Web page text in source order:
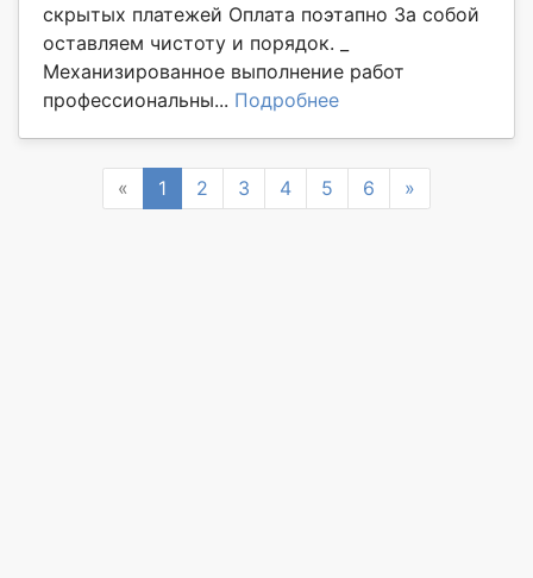
скрытых платежей Оплата поэтапно За собой
оставляем чистоту и порядок. _
Механизированное выполнение работ
профессиональны... Подробнее
« Previous
1 2 3 4 5 6 »